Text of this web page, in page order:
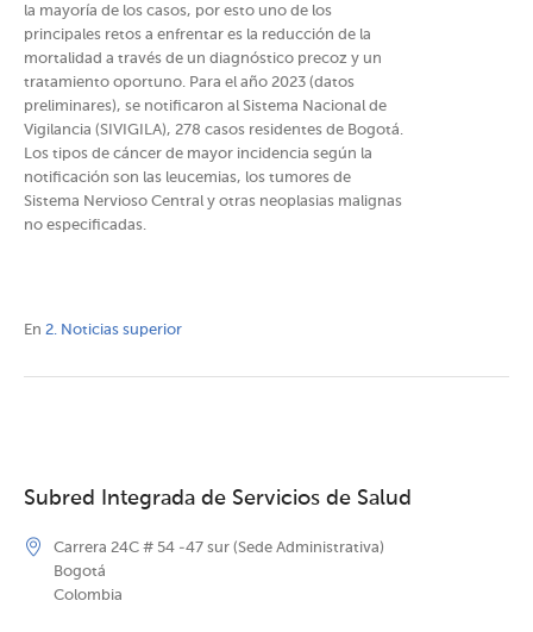
la mayoría de los casos, por esto uno de los
principales retos a enfrentar es la reducción de la
mortalidad a través de un diagnóstico precoz y un
tratamiento oportuno. Para el año 2023 (datos
preliminares), se notificaron al Sistema Nacional de
Vigilancia (SIVIGILA), 278 casos residentes de Bogotá.
Los tipos de cáncer de mayor incidencia según la
notificación son las leucemias, los tumores de
Sistema Nervioso Central y otras neoplasias malignas
no especificadas.
En 2. Noticias superior
Subred Integrada de Servicios de Salud
Carrera 24C # 54 -47 sur (Sede Administrativa)
Bogotá
Colombia